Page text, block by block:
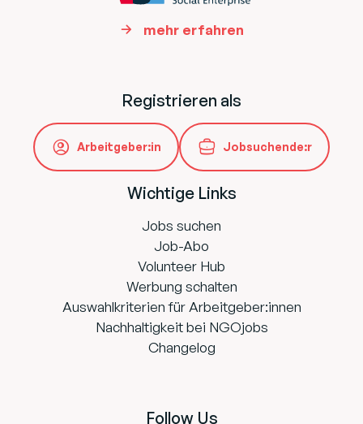
mehr erfahren
Registrieren als
Arbeitgeber:in Jobsuchende:r
Wichtige Links
Jobs suchen
Job-Abo
Volunteer Hub
Werbung schalten
Auswahlkriterien für Arbeitgeber:innen
Nachhaltigkeit bei NGOjobs
Changelog
Follow Us